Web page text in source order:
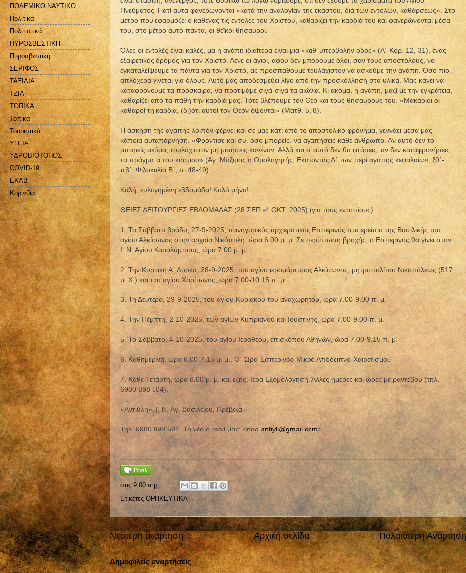
Πνεύματος. Γιατί αυτά φανερώνονται «κατά την αναλογίαν της εκάστου, διά των εντολών, καθάρσεως». Στο
μέτρο που εφαρμόζει ο καθένας τις εντολές του Χριστού, καθαρίζει την καρδιά του και φανερώνονται μέσα
του, στο μέτρο αυτό πάντα, οι θεϊκοί θησαυροί.
Όλες οι εντολές είναι καλές, μα η αγάπη ιδιαίτερα είναι μια «καθ’ υπερβολήν οδός» (Α΄ Κορ. 12, 31), ένας
εξαιρετικός δρόμος για τον Χριστό. Λένε οι άγιοι, αφού δεν μπορούμε όλοι, σαν τους αποστόλους, να
εγκαταλείψουμε τα πάντα για τον Χριστό, ας προσπαθούμε τουλάχιστον να ασκούμε την αγάπη. Όσο πιο
απλόχερα γίνεται για όλους. Αυτό μας αποδεσμεύει λίγο από την προσκόλληση στα υλικά. Μας κάνει να
καταφρονούμε τα πρόσκαιρα, να προτιμάμε σιγά-σιγά τα αιώνια. Κι ακόμα, η αγάπη, μαζί με την εγκράτεια,
καθαρίζει από τα πάθη την καρδιά μας. Τότε βλέπουμε τον Θεό και τους θησαυρούς του. «Μακάριοι οι
καθαροί τη καρδία, (δι)ότι αυτοί τον Θεόν όψονται» (Ματθ. 5, 8).
Η άσκηση της αγάπης λοιπόν φέρνει και σε μας κάτι από το αποστολικό φρόνημα, γεννάει μέσα μας
κάποια αυταπάρνηση. «Φρόντισε και συ, όσο μπορείς, να αγαπήσεις κάθε άνθρωπο. Αν αυτό δεν το
μπορείς ακόμα, τουλάχιστον μη μισήσεις κανέναν. Αλλά και σ’ αυτό δεν θα φτάσεις, αν δεν καταφρονήσεις
τα πράγματα του κόσμου» (Αγ. Μάξιμος ο Ομολογητής, Εκατοντάς Δ΄ των περί αγάπης κεφαλαίων, ξθ΄-
πβ΄, Φιλοκαλία Β΄, σ. 48-49).
Καλή, ευλογημένη εβδομάδα! Καλό μήνα!
ΘΕΙΕΣ ΛΕΙΤΟΥΡΓΙΕΣ ΕΒΔΟΜΑΔΑΣ (28 ΣΕΠ.-4 ΟΚΤ. 2025) (για τους εντοπίους)
1. Το Σάββατο βράδυ, 27-9-2025, πανηγυρικός αρχιερατικός Εσπερινός στα ερείπια της Βασιλικής του
αγίου Αλκίσωνος στην αρχαία Νικόπολη, ώρα 6.00 μ. μ. Σε περίπτωση βροχής, ο Εσπερινός θα γίνει στον
Ι. Ν. Αγίου Χαραλάμπους, ώρα 7.00 μ. μ.
2. Την Κυριακή Α΄ Λουκά, 28-9-2025, του αγίου ιερομάρτυρος Αλκίσωνος, μητροπολίτου Νικοπόλεως (517
μ. Χ.) και του αγίου Χαρίτωνος, ώρα 7.00-10.15 π. μ.
3. Τη Δευτέρα, 29-9-2025, του αγίου Κυριακού του αναχωρητού, ώρα 7.00-9.00 π. μ.
4. Την Πέμπτη, 2-10-2025, των αγίων Κυπριανού και Ιουστίνης, ώρα 7.00-9.00 π. μ.
5. Το Σάββατο, 4-10-2025, του αγίου Ιεροθέου, επισκόπου Αθηνών, ώρα 7.00-9.15 π. μ.
6. Καθημερινά, ώρα 6.00-7.15 μ. μ., Θ΄ Ώρα-Εσπερινός-Μικρό Απόδειπνο-Χαιρετισμοί.
7. Κάθε Τετάρτη, ώρα 6.00 μ. μ. και εξής, Ιερά Εξομολόγηση. Άλλες ημέρες και ώρες με ραντεβού (τηλ.
6980 898 504).
«Αντιύλη». Ι. Ν. Αγ. Βασιλείου, Πρέβεζα
Τηλ. 6980 898 504. Το νέο e-mail μας: <neo.antiyli@gmail.com>
στις 9:00 π.μ.
Ετικέτες ΘΡΗΚΕΥΤΙΚΑ
Νεότερη ανάρτηση Παλαιότερη Ανάρτηση
Αρχική σελίδα
Δημοφιλείς αναρτήσεις
ΠΟΛΕΜΙΚΟ ΝΑΥΤΙΚΟ
Πολιτικά
Πολιτιστικά
ΠΥΡΟΣΒΕΣΤΙΚΗ
Πυροσβεστική
ΣΕΡΙΦΟΣ
ΤΑΞΙΔΙΑ
ΤΖΙΑ
ΤΟΠΙΚΑ
Τοπικά
Τουριστικά
ΥΓΕΙΑ
ΥΔΡΟΒΙΟΤΟΠΟΣ
COVID-19
EKAB
Kορινθία